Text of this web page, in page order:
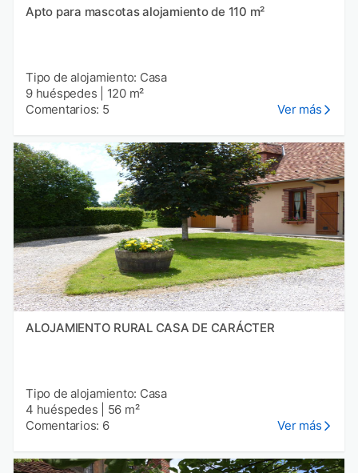
Apto para mascotas alojamiento de 110 m²
Tipo de alojamiento: Casa
9 huéspedes
120 m²
Comentarios: 5
Ver más
ALOJAMIENTO RURAL CASA DE CARÁCTER
Tipo de alojamiento: Casa
4 huéspedes
56 m²
Comentarios: 6
Ver más